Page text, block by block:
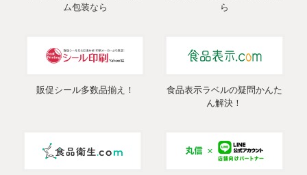
ム包装なら
ら
販促シール多数品揃え！
食品表示ラベルの疑問かんた
ん解決！